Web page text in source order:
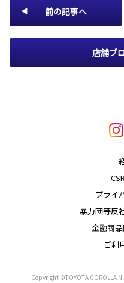
前の記事へ
店舗ブ
プライ
暴力団等反
金融商
ご利
Copyright ©TOYOTA COROLLA